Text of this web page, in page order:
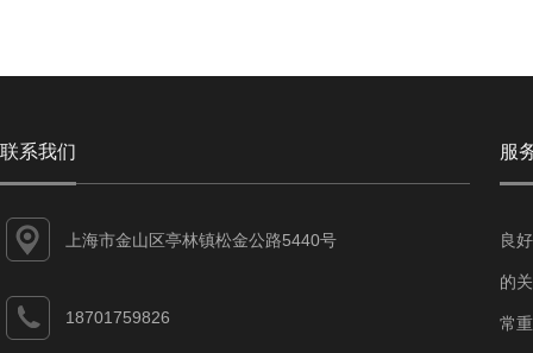
联系我们
上海市金山区亭林镇松金公路5440号
18701759826
服
良
的
常